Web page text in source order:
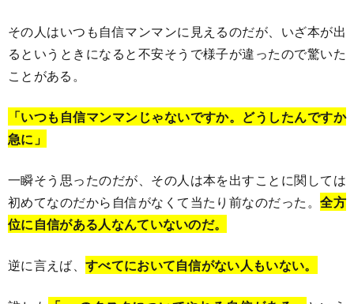
その人はいつも自信マンマンに見えるのだが、いざ本が出
るというときになると不安そうで様子が違ったので驚いた
ことがある。
「いつも自信マンマンじゃないですか。どうしたんですか
急に」
一瞬そう思ったのだが、その人は本を出すことに関しては
初めてなのだから自信がなくて当たり前なのだった。全方
位に自信がある人なんていないのだ。
逆に言えば、 すべてにおいて自信がない人もいない。